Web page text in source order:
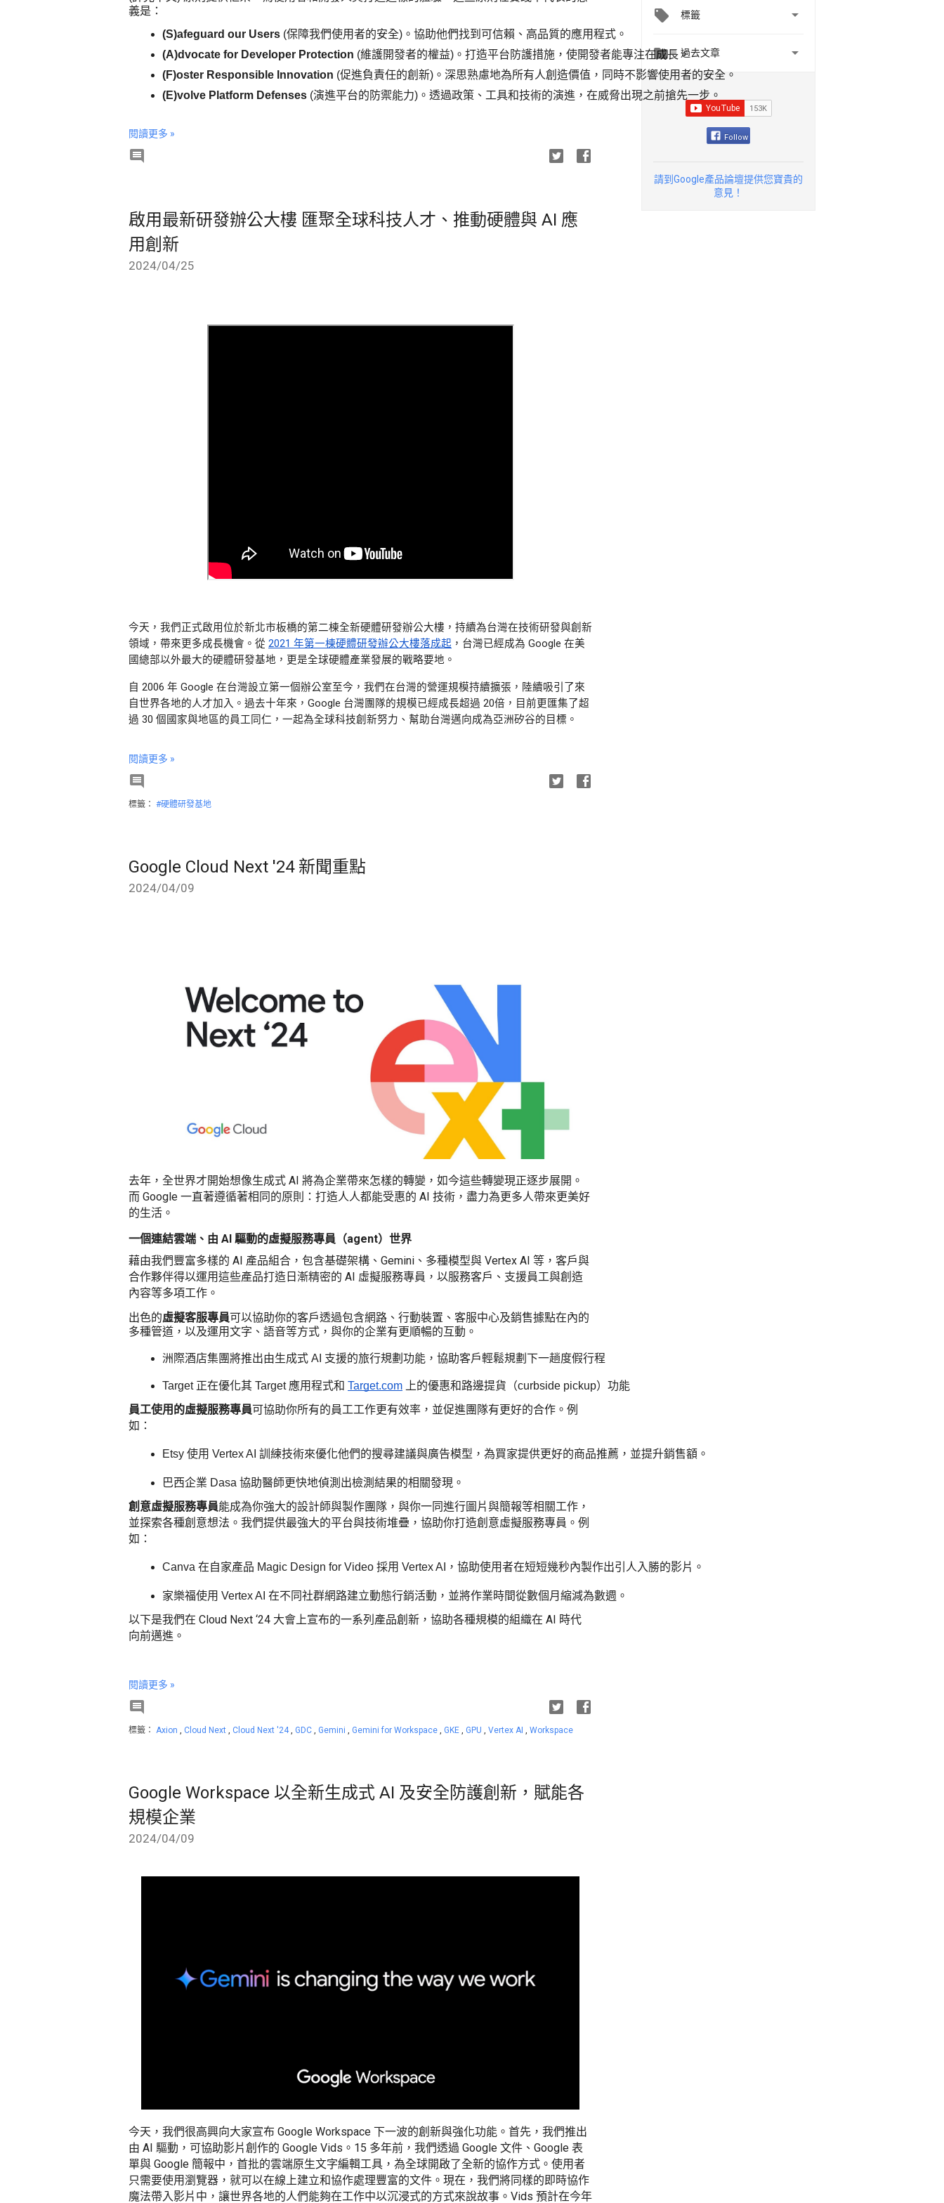
義是：
(S)afeguard our Users (保障我們使用者的安全)。協助他們找到可信賴、高品質的應用程式。
(A)dvocate for Developer Protection (維護開發者的權益)。打造平台防護措施，使開發者能專注在成長。
(F)oster Responsible Innovation (促進負責任的創新)。深思熟慮地為所有人創造價值，同時不影響使用者的安全。
(E)volve Platform Defenses (演進平台的防禦能力)。透過政策、工具和技術的演進，在威脅出現之前搶先一步。
閱讀更多 »

啟用最新研發辦公大樓 匯聚全球科技人才、推動硬體與 AI 應
用創新
2024/04/25
今天，我們正式啟用位於新北市板橋的第二棟全新硬體研發辦公大樓，持續為台灣在技術研發與創新
領域，帶來更多成長機會。從 2021 年第一棟硬體研發辦公大樓落成起 ， 台灣已經成為 Google 在美
國總部以外最大的硬體研發基地，更是全球硬體產業發展的戰略要地。
自 2006 年 Google 在台灣設立第一個辦公室至今，我們在台灣的營運規模持續擴張，陸續吸引了來
自世界各地的人才加入。過去十年來，Google 台灣團隊的規模已經成長超過 20倍，目前更匯集了超
過 30 個國家與地區的員工同仁，一起為全球科技創新努力、幫助台灣邁向成為亞洲矽谷的目標。
閱讀更多 »

標籤： #硬體研發基地
Google Cloud Next '24 新聞重點
2024/04/09
去年，全世界才開始想像生成式 AI 將為企業帶來怎樣的轉變，如今這些轉變現正逐步展開。
而 Google 一直著遵循著相同的原則：打造人人都能受惠的 AI 技術，盡力為更多人帶來更美好
的生活。
一個連結雲端、由 AI 驅動的虛擬服務專員（agent）世界
藉由我們豐富多樣的 AI 產品組合，包含基礎架構、Gemini、多種模型與 Vertex AI 等，客戶與
合作夥伴得以運用這些產品打造日漸精密的 AI 虛擬服務專員，以服務客戶、支援員工與創造
內容等多項工作。
出色的虛擬客服專員可以協助你的客戶透過包含網路、行動裝置、客服中心及銷售據點在內的
多種管道，以及運用文字、語音等方式，與你的企業有更順暢的互動。
洲際酒店集團將推出由生成式 AI 支援的旅行規劃功能，協助客戶輕鬆規劃下一趟度假行程
Target 正在優化其 Target 應用程式和 Target.com 上的優惠和路邊提貨（curbside pickup）功能
員工使用的虛擬服務專員可協助你所有的員工工作更有效率，並促進團隊有更好的合作。例
如：
Etsy 使用 Vertex AI 訓練技術來優化他們的搜尋建議與廣告模型，為買家提供更好的商品推薦，並提升銷售額。
巴西企業 Dasa 協助醫師更快地偵測出檢測結果的相關發現。
創意虛擬服務專員能成為你強大的設計師與製作團隊，與你一同進行圖片與簡報等相關工作，
並探索各種創意想法。我們提供最強大的平台與技術堆疊，協助你打造創意虛擬服務專員。例
如：
Canva 在自家產品 Magic Design for Video 採用 Vertex AI，協助使用者在短短幾秒內製作出引人入勝的影片。
家樂福使用 Vertex AI 在不同社群網路建立動態行銷活動，並將作業時間從數個月縮減為數週。
以下是我們在 Cloud Next ‘24 大會上宣布的一系列產品創新，協助各種規模的組織在 AI 時代
向前邁進。
閱讀更多 »

標籤： Axion , Cloud Next , Cloud Next '24, GDC , Gemini , Gemini for Workspace , GKE , GPU , Vertex AI , Workspace
Google Workspace 以全新生成式 AI 及安全防護創新，賦能各
規模企業
2024/04/09
今天，我們很高興向大家宣布 Google Workspace 下一波的創新與強化功能。首先，我們推出
由 AI 驅動，可協助影片創作的 Google Vids。15 多年前，我們透過 Google 文件、Google 表
單與 Google 簡報中，首批的雲端原生文字編輯工具，為全球開啟了全新的協作方式。使用者
只需要使用瀏覽器，就可以在線上建立和協作處理豐富的文件。現在，我們將同樣的即時協作
魔法帶入影片中，讓世界各地的人們能夠在工作中以沉浸式的方式來說故事。Vids 預計在今年
標籤 
 過去文章 
Follow
請到Google產品論壇提供您寶貴的
意見！